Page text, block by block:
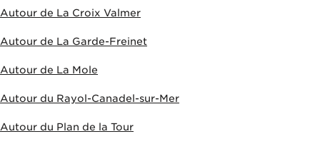
Autour de La Croix Valmer
Autour de La Garde-Freinet
Autour de La Mole
Autour du Rayol-Canadel-sur-Mer
Autour du Plan de la Tour